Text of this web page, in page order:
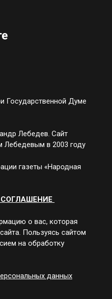
Государственной Думе
Лебедев. Сайт
Лебедевым в 2003 году
газеты «Народная
о вас, которая
Пользуясь сайтом
на обработку
данных